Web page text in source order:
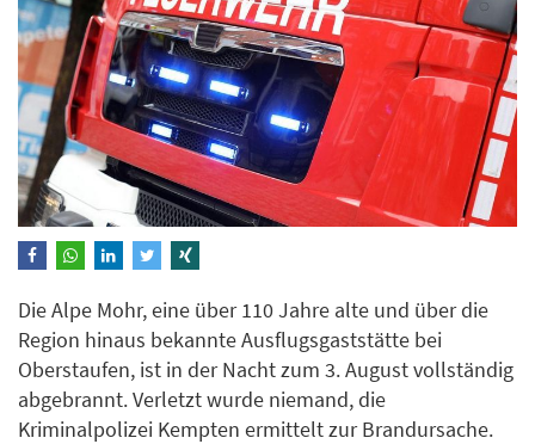
Die Alpe Mohr, eine über 110 Jahre alte und über die
Region hinaus bekannte Ausflugsgaststätte bei
Oberstaufen, ist in der Nacht zum 3. August vollständig
abgebrannt. Verletzt wurde niemand, die
Kriminalpolizei Kempten ermittelt zur Brandursache.